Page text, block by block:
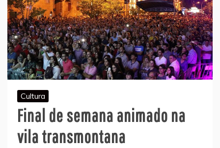
Cultura
Final de semana animado na
vila transmontana